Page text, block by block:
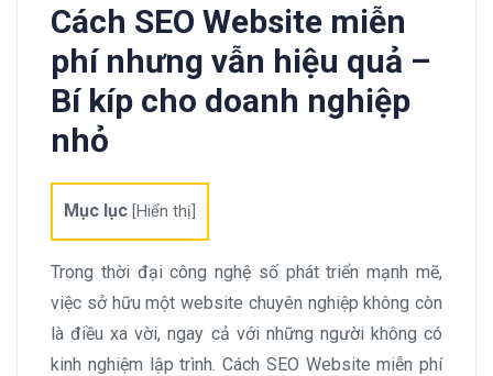
Cách SEO Website miễn
phí nhưng vẫn hiệu quả –
Bí kíp cho doanh nghiệp
nhỏ
Mục lục Hiển thị
Trong thời đại công nghệ số phát triển mạnh mẽ,
việc sở hữu một website chuyên nghiệp không còn
là điều xa vời, ngay cả với những người không có
kinh nghiệm lập trình. Cách SEO Website miễn phí